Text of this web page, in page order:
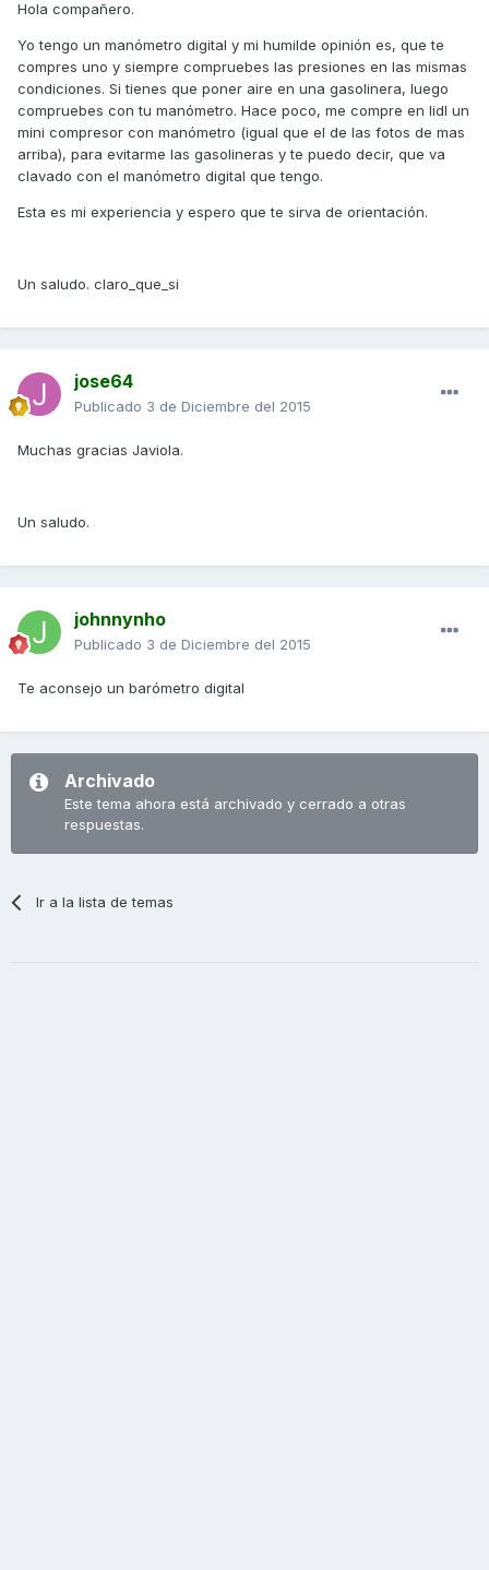
Hola compañero.
Yo tengo un manómetro digital y mi humilde opinión es, que te
compres uno y siempre compruebes las presiones en las mismas
condiciones. Si tienes que poner aire en una gasolinera, luego
compruebes con tu manómetro. Hace poco, me compre en lidl un
mini compresor con manómetro (igual que el de las fotos de mas
arriba), para evitarme las gasolineras y te puedo decir, que va
clavado con el manómetro digital que tengo.
Esta es mi experiencia y espero que te sirva de orientación.
Un saludo. claro_que_si
jose64
Publicado 3 de Diciembre del 2015
Muchas gracias Javiola.
Un saludo.
johnnynho
Publicado 3 de Diciembre del 2015
Te aconsejo un barómetro digital
Archivado
Este tema ahora está archivado y cerrado a otras
respuestas.
Ir a la lista de temas